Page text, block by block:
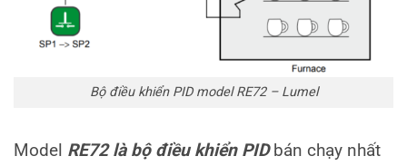
Bộ điều khiển PID model RE72 – Lumel
Model RE72 là bộ điều khiển PIDbán chạy nhất